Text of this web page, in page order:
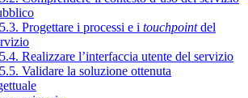
Progettare i processi e i touchpointdel
Realizzare l’interfaccia utente del servizio
Validare la soluzione ottenuta